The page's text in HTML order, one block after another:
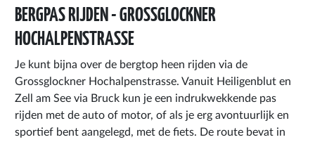
BERGPAS RIJDEN - GROSSGLOCKNER
HOCHALPENSTRASSE
Je kunt bijna over de bergtop heen rijden via de
Grossglockner Hochalpenstrasse. Vanuit Heiligenblut en
Zell am See via Bruck kun je een indrukwekkende pas
rijden met de auto of motor, of als je erg avontuurlijk en
sportief bent aangelegd, met de fiets. De route bevat in